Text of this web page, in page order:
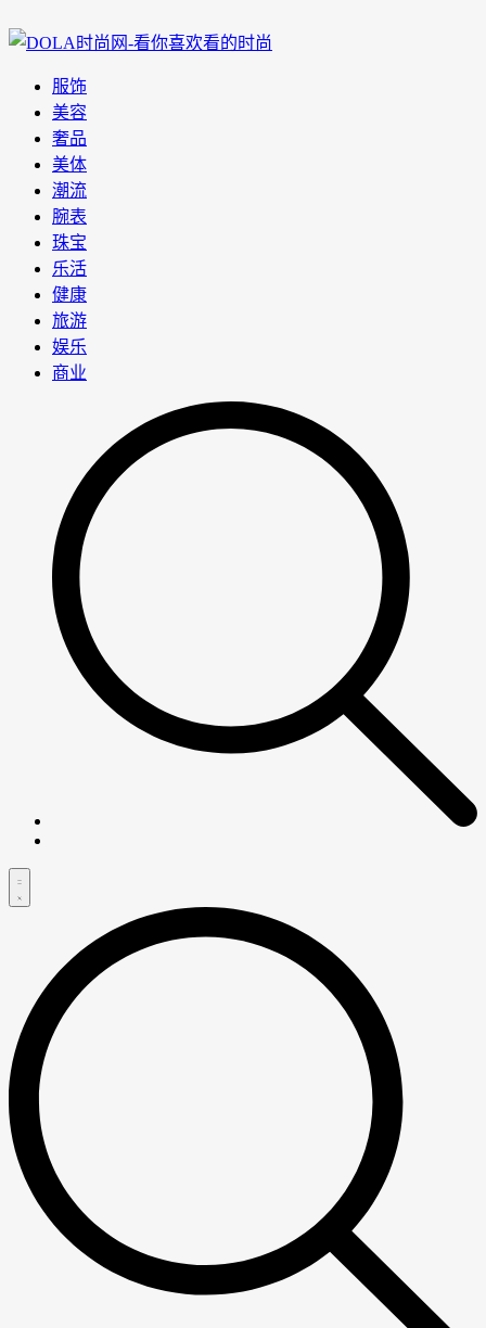
服饰
美容
奢品
美体
潮流
腕表
珠宝
乐活
健康
旅游
娱乐
商业